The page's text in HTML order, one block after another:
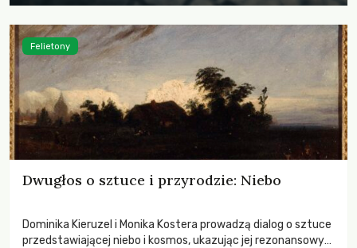
Dwugłos o sztuce i przyrodzie: Niebo
Dominika Kieruzel i Monika Kostera prowadzą dialog o sztuce
przedstawiającej niebo i kosmos, ukazując jej rezonansowy
Felietony